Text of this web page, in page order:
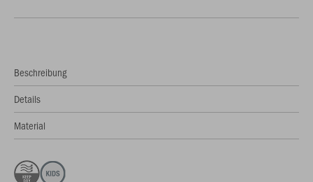
Beschreibung
Details
Material